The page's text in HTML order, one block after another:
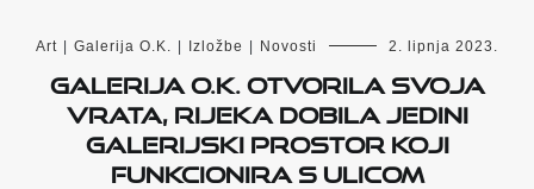
Art | Galerija O.K. | Izložbe | Novosti 2. lipnja 2023.
Galerija O.K. otvorila svoja
vrata, Rijeka dobila jedini
galerijski prostor koji
funkcionira s ulicom